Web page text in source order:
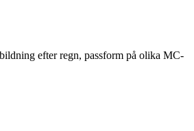
efter regn, passform på olika MC-